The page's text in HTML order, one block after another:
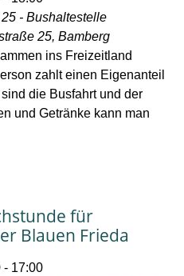
- Bushaltestelle
25, Bamberg
ins Freizeitland
zahlt einen Eigenanteil
die Busfahrt und der
und Getränke kann man
für
Blauen Frieda
- 17:00